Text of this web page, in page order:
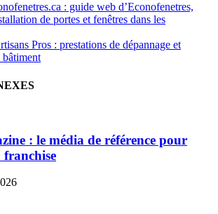
: guide web d’Econofenetres,
de portes et fenêtres dans les
Pros : prestations de dépannage et
bâtiment
: le média de référence pour
franchise